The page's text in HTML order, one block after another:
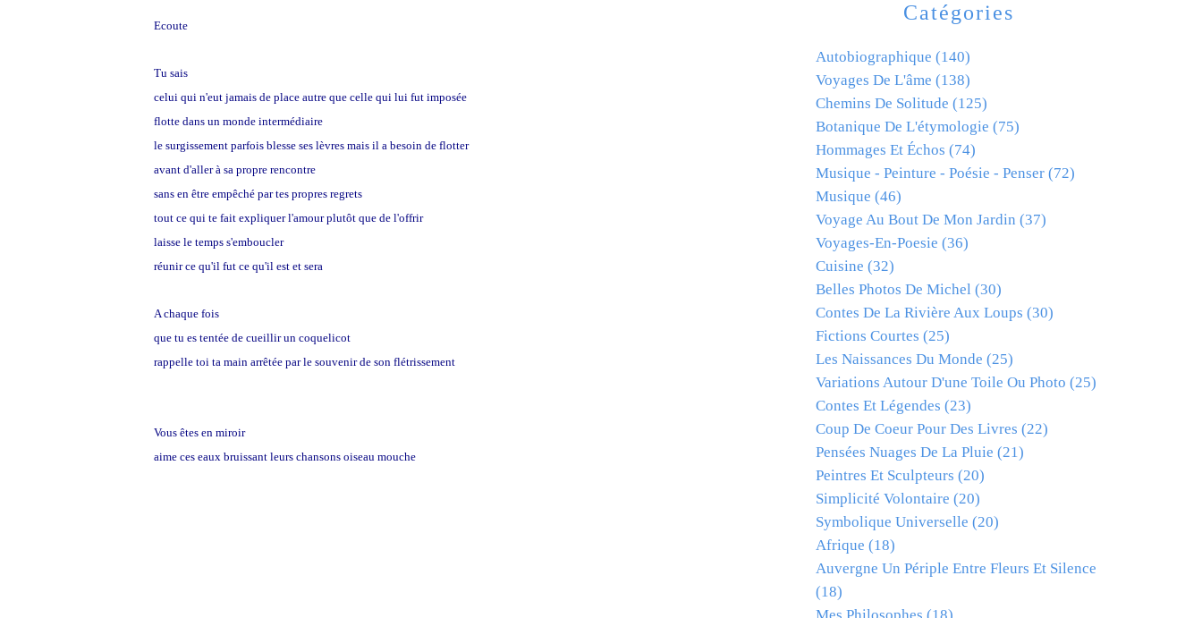
Ecoute
Tu sais
celui qui n'eut jamais de place autre que celle qui lui fut imposée
flotte dans un monde intermédiaire
le surgissement parfois blesse ses lèvres mais il a besoin de flotter
avant d'aller à sa propre rencontre
sans en être empêché par tes propres regrets
tout ce qui te fait expliquer l'amour plutôt que de l'offrir
laisse le temps s'emboucler
réunir ce qu'il fut ce qu'il est et sera
A chaque fois
que tu es tentée de cueillir un coquelicot
rappelle toi ta main arrêtée par le souvenir de son flétrissement
Vous êtes en miroir
aime ces eaux bruissant leurs chansons oiseau mouche
Catégories
Autobiographique (140)
Voyages De L'âme (138)
Chemins De Solitude (125)
Botanique De L'étymologie (75)
Hommages Et Échos (74)
Musique - Peinture - Poésie - Penser (72)
Musique (46)
Voyage Au Bout De Mon Jardin (37)
Voyages-En-Poesie (36)
Cuisine (32)
Belles Photos De Michel (30)
Contes De La Rivière Aux Loups (30)
Fictions Courtes (25)
Les Naissances Du Monde (25)
Variations Autour D'une Toile Ou Photo (25)
Contes Et Légendes (23)
Coup De Coeur Pour Des Livres (22)
Pensées Nuages De La Pluie (21)
Peintres Et Sculpteurs (20)
Simplicité Volontaire (20)
Symbolique Universelle (20)
Afrique (18)
Auvergne Un Périple Entre Fleurs Et Silence
(18)